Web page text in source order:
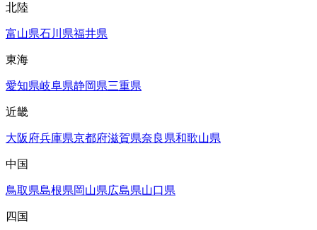
北陸
富山県石川県福井県
東海
愛知県岐阜県静岡県三重県
近畿
大阪府兵庫県京都府滋賀県奈良県和歌山県
中国
鳥取県島根県岡山県広島県山口県
四国